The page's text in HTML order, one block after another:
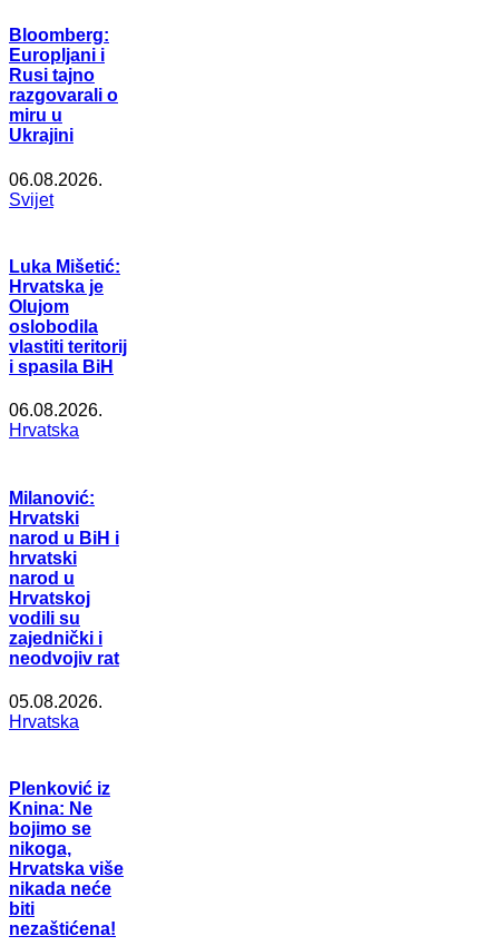
Bloomberg:
Europljani i
Rusi tajno
razgovarali o
miru u
Ukrajini
06.08.2026.
Svijet
Luka Mišetić:
Hrvatska je
Olujom
oslobodila
vlastiti teritorij
i spasila BiH
06.08.2026.
Hrvatska
Milanović:
Hrvatski
narod u BiH i
hrvatski
narod u
Hrvatskoj
vodili su
zajednički i
neodvojiv rat
05.08.2026.
Hrvatska
Plenković iz
Knina: Ne
bojimo se
nikoga,
Hrvatska više
nikada neće
biti
nezaštićena!